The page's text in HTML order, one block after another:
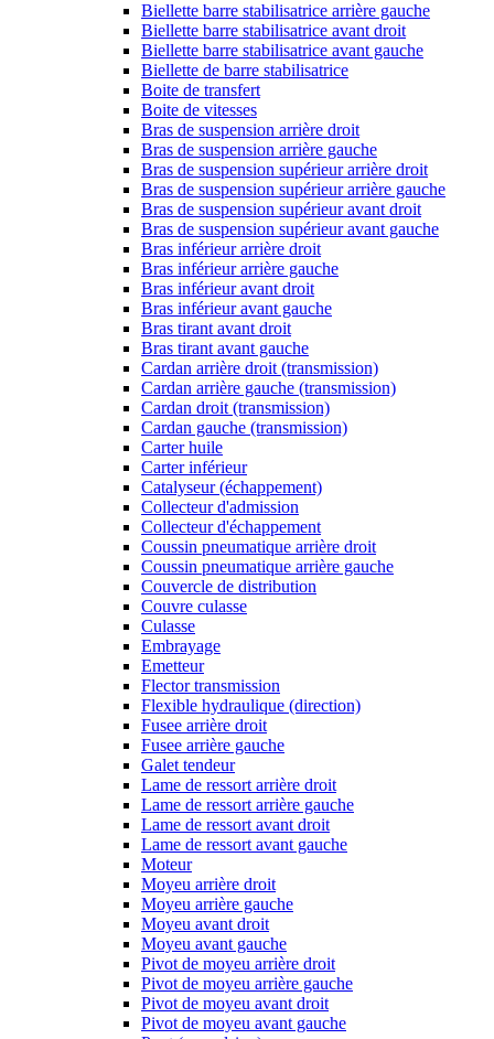
Biellette barre stabilisatrice arrière gauche
Biellette barre stabilisatrice avant droit
Biellette barre stabilisatrice avant gauche
Biellette de barre stabilisatrice
Boite de transfert
Boite de vitesses
Bras de suspension arrière droit
Bras de suspension arrière gauche
Bras de suspension supérieur arrière droit
Bras de suspension supérieur arrière gauche
Bras de suspension supérieur avant droit
Bras de suspension supérieur avant gauche
Bras inférieur arrière droit
Bras inférieur arrière gauche
Bras inférieur avant droit
Bras inférieur avant gauche
Bras tirant avant droit
Bras tirant avant gauche
Cardan arrière droit (transmission)
Cardan arrière gauche (transmission)
Cardan droit (transmission)
Cardan gauche (transmission)
Carter huile
Carter inférieur
Catalyseur (échappement)
Collecteur d'admission
Collecteur d'échappement
Coussin pneumatique arrière droit
Coussin pneumatique arrière gauche
Couvercle de distribution
Couvre culasse
Culasse
Embrayage
Emetteur
Flector transmission
Flexible hydraulique (direction)
Fusee arrière droit
Fusee arrière gauche
Galet tendeur
Lame de ressort arrière droit
Lame de ressort arrière gauche
Lame de ressort avant droit
Lame de ressort avant gauche
Moteur
Moyeu arrière droit
Moyeu arrière gauche
Moyeu avant droit
Moyeu avant gauche
Pivot de moyeu arrière droit
Pivot de moyeu arrière gauche
Pivot de moyeu avant droit
Pivot de moyeu avant gauche